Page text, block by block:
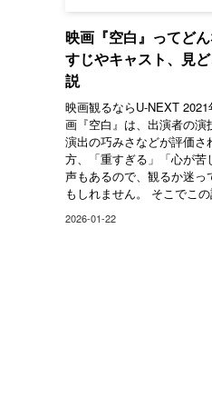
映画『空白』ってど
すじやキャスト、見
説
映画観るならU-NEXT
画『空白』は、出演者の演
演出の巧みさなどが評価さ
方、「重すぎる」「心が苦
声もあるので、観るか迷っ
もしれません。 そこでこ
2026-01-22